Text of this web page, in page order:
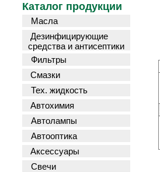
Каталог продукции
Масла
Дезинфицирующие
средства и антисептики
Фильтры
Смазки
Тех. жидкость
Автохимия
Автолампы
Автооптика
Аксессуары
Свечи